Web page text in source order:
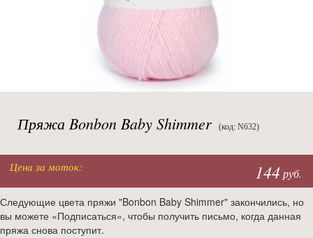
Пряжа Bonbon Baby Shimmer (код: N632)
Цена за моток: 144руб.
Следующие цвета пряжи "Bonbon Baby Shimmer" закончились, но
вы можете «Подписаться», чтобы получить письмо, когда данная
пряжа снова поступит.